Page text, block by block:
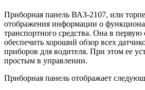
Приборная панель ВАЗ-2107, или
отображения информации о
транспортного средства. Она в первую
обеспечить хороший обзор всех
приборов для водителя. При этом ее
простым в управлении.
Приборная панель отображает